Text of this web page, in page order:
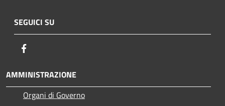
SEGUICI SU
AMMINISTRAZIONE
Organi di Governo